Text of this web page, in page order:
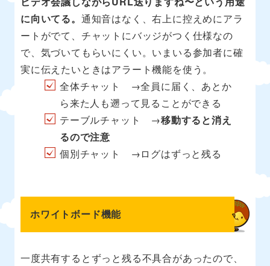
に向いてる。 通知音はなく、右上に控えめにアラ
ートがでて、チャットにバッジがつく仕様なの
で、気づいてもらいにくい。いまいる参加者に確
実に伝えたいときはアラート機能を使う。
全体チャット →全員に届く、あとか
ら来た人も遡って見ることができる
テーブルチャット →移動すると消え
るので注意
個別チャット →ログはずっと残る
ホワイトボード機能
一度共有するとずっと残る不具合があったので、